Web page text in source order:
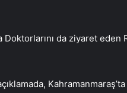
da ziyaret